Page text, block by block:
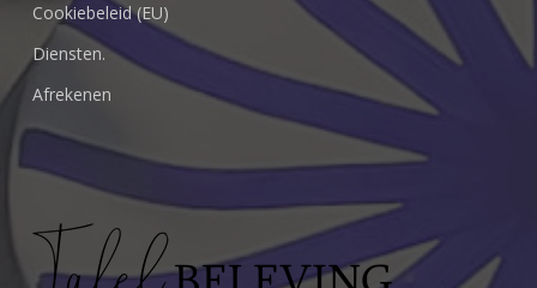
Cookiebeleid (EU)
Diensten.
Afrekenen